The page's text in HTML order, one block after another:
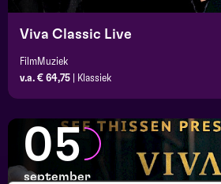
Viva Classic Live
FilmMuziek
v.a. € 64,75
Klassiek
05
september